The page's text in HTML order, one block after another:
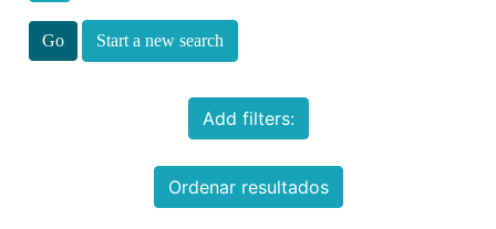
Start a new search
Add filters:
Ordenar resultados